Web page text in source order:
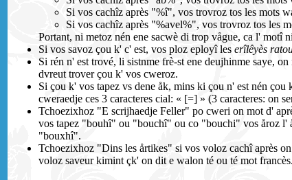
Si vos cachîz après "%î", vos trovroz tos les mots
Si vos cachîz après "%avel%", vos trovroz tos les
Portant, ni metoz nén ene sacwè di trop vågue, ca l' motî
Si vos savoz çou k' c' est, vos ploz eployî les erîlêyès
Si rén n' est trové, li sistnme frè-st ene deujhinme saye,
dvreut trover çou k' vos cweroz.
Si çou k' vos tapez vs dene åk, mins ki çou n' est nén
cweraedje ces 3 caracteres cial: « [=] » (3 caracteres: on
Tchoezixhoz "E scrijhaedje Feller" po cweri on mot d'
vos tapez "bouhî" ou "bouchî" ou co "bouchi" vos åroz l'
"bouxhî".
Tchoezixhoz "Dins les årtikes" si vos voloz cachî après
voloz saveur kimint çk' on dit e walon té ou té mot francès.